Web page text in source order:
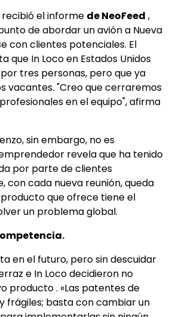
recibió el informe de NeoFeed ,
de abordar un avión a Nueva
con clientes potenciales. El
que In Loco en Estados Unidos
tres personas, pero que ya
vacantes. "Creo que cerraremos
en el equipo", afirma
sin embargo, no es
revela que ha tenido
por parte de clientes
con cada nueva reunión, queda
que ofrece tiene el
un problema global.
en el futuro, pero sin descuidar
e In Loco decidieron no
producto. «Las patentes de
frágiles; basta con cambiar un